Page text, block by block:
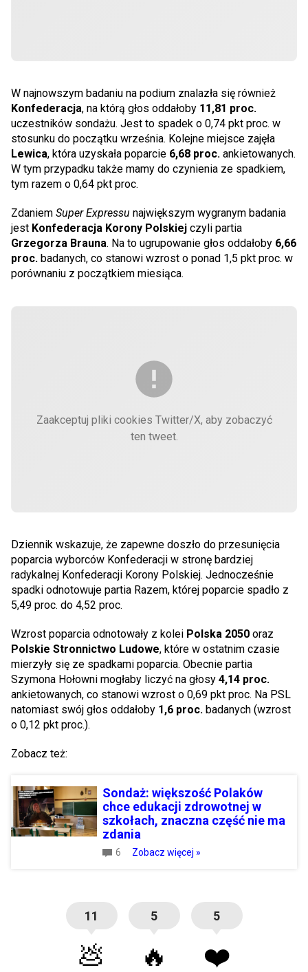
W najnowszym badaniu na podium znalazła się również
Konfederacja, na którą głos oddałoby 11,81 proc.
uczestników sondażu. Jest to spadek o 0,74 pkt proc. w
stosunku do początku września. Kolejne miejsce zajęła
Lewica, która uzyskała poparcie 6,68 proc. ankietowanych.
W tym przypadku także mamy do czynienia ze spadkiem,
tym razem o 0,64 pkt proc.
Zdaniem Super Expressu największym wygranym badania
jest Konfederacja Korony Polskiej czyli partia
Grzegorza Brauna. Na to ugrupowanie głos oddałoby 6,66
proc. badanych, co stanowi wzrost o ponad 1,5 pkt proc. w
porównaniu z początkiem miesiąca.
Zaakceptuj pliki cookies Twitter/X, aby zobaczyć
ten tweet.
Dziennik wskazuje, że zapewne doszło do przesunięcia
poparcia wyborców Konfederacji w stronę bardziej
radykalnej Konfederacji Korony Polskiej. Jednocześnie
spadki odnotowuje partia Razem, której poparcie spadło z
5,49 proc. do 4,52 proc.
Wzrost poparcia odnotowały z kolei Polska 2050 oraz
Polskie Stronnictwo Ludowe, które w ostatnim czasie
mierzyły się ze spadkami poparcia. Obecnie partia
Szymona Hołowni mogłaby liczyć na głosy 4,14 proc.
ankietowanych, co stanowi wzrost o 0,69 pkt proc. Na PSL
natomiast swój głos oddałoby 1,6 proc. badanych (wzrost
o 0,12 pkt proc.).
Zobacz też:
Sondaż: większość Polaków
chce edukacji zdrowotnej w
szkołach, znaczna część nie ma
zdania
6 Zobacz więcej »
11
💩
5
🔥
5
❤️